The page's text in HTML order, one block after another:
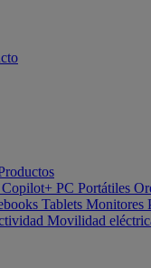
Copilot+ PC Portátiles
Tablets Monitores
Movilidad